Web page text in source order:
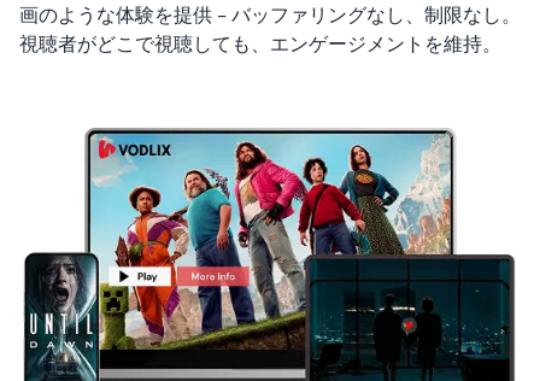
画のような体験を提供 - バッファリングなし、制限なし。
視聴者がどこで視聴しても、エンゲージメントを維持。